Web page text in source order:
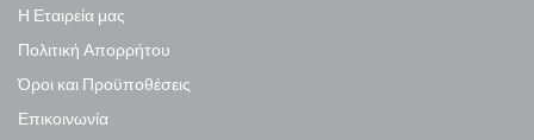
Η Εταιρεία μας
Πολιτική Απορρήτου
Όροι και Προϋποθέσεις
Επικοινωνία